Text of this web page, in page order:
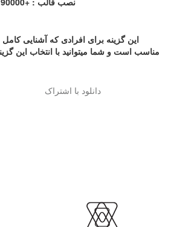
این گزینه برای افرادی که آشنایی
مناسب است و شما میتوانید با انتخاب این
دانلود با اشتراک